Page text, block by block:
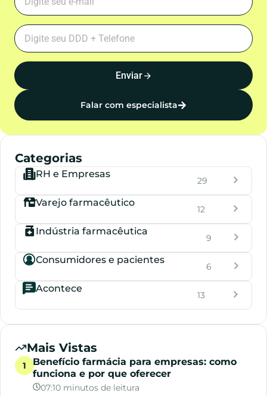
Enviar
Falar com especialista
Categorias
RH e Empresas
29
Varejo farmacêutico
12
Indústria farmacêutica
9
Consumidores e pacientes
6
Acontece
13
Mais Vistas
Benefício farmácia para empresas: como
funciona e por que oferecer
07:10 minutos de leitura